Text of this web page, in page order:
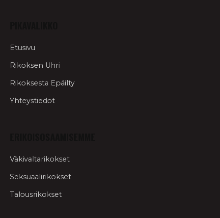
Etusivu
Rikoksen Uhri
Rikoksesta Epäilty
Yhteystiedot
Väkivaltarikokset
Seksuaalirikokset
Talousrikokset